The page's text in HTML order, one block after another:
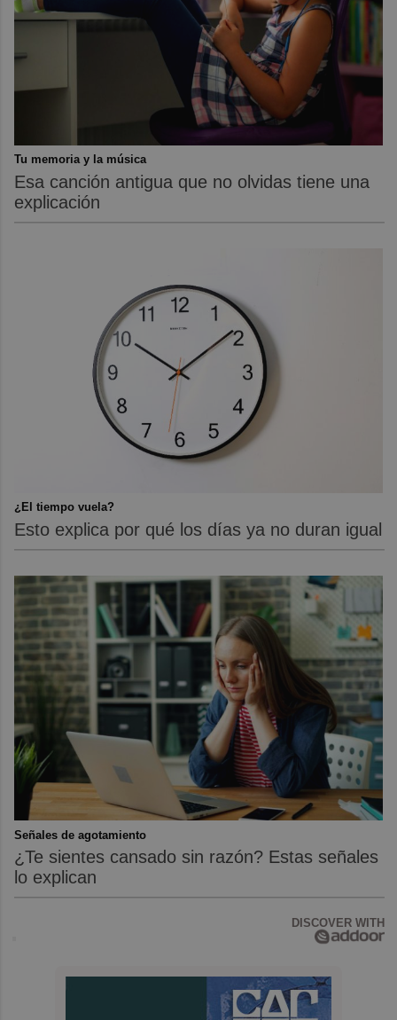
Tu memoria y la música
Esa canción antigua que no olvidas tiene una
explicación
¿El tiempo vuela?
Esto explica por qué los días ya no duran igual
Señales de agotamiento
¿Te sientes cansado sin razón? Estas señales
lo explican
DISCOVER WITH